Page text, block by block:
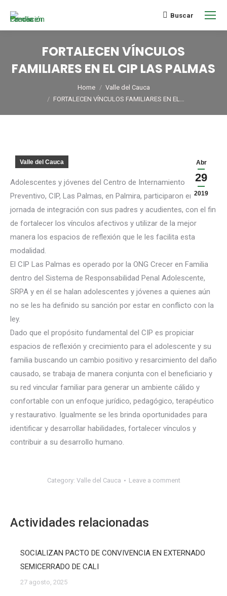
Buscar
FORTALECEN VÍNCULOS
FAMILIARES EN EL CIP LAS PALMAS
Home
Valle del Cauca
FORTALECEN VÍNCULOS FAMILIARES EN EL…
Abr
29
2019
Valle del Cauca
Adolescentes y jóvenes del Centro de Internamiento
Preventivo, CIP, Las Palmas, en Palmira, participaron en una
jornada de integración con sus padres y acudientes, con el fin
de fortalecer los vínculos afectivos y utilizar de la mejor
manera los espacios de reflexión que le les facilita esta
modalidad.
El CIP Las Palmas es operado por la ONG Crecer en Familia
dentro del Sistema de Responsabilidad Penal Adolescente,
SRPA y en él se halan adolescentes y jóvenes a quienes aún
no se les ha definido su sanción por estar en conflicto con la
ley.
Dado que el propósito fundamental del CIP es propiciar
espacios de reflexión y crecimiento para el adolescente y su
familia buscando un cambio positivo y resarcimiento del daño
causado, se trabaja de manera conjunta con el beneficiario y
su red vincular familiar para generar un ambiente cálido y
confortable con un enfoque jurídico, pedagógico, terapéutico
y restaurativo. Igualmente se les brinda oportunidades para
identificar y desarrollar habilidades, fortalecer vínculos y
contribuir a su desarrollo humano.
Category: Valle del Cauca Leave a comment
Actividades relacionadas
SOCIALIZAN PACTO DE CONVIVENCIA EN EXTERNADO
SEMICERRADO DE CALI
27 agosto, 2025